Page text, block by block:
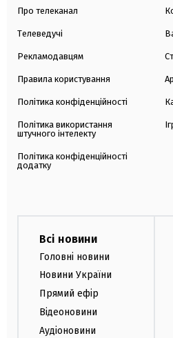
Про телеканал
Телеведучі
Рекламодавцям
Правила користування
Політика конфіденційності
Політика використання
штучного інтелекту
Політика конфіденційності
додатку
Всі новини
Головні новини
Новини України
Прямий ефір
Відеоновини
Аудіоновини